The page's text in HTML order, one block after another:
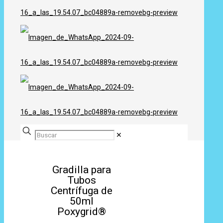
✕
Gradilla para
Tubos
Centrífuga de
50ml
Poxygrid®